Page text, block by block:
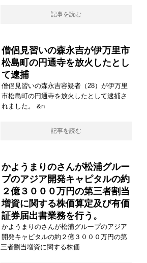
記事を読む
僧侶見習いの森永吉が伊万里市
松島町の円通寺を放火したとし
て逮捕
僧侶見習いの森永吉容疑者（28）が伊万里
市松島町の円通寺を放火したとして逮捕さ
れました。 &n
記事を読む
かようまりのさんが松浦グルー
プのアジア開発キャピタルの約
２億３０００万円の第三者割当
増資に関する株価算定及び有価
証券届出書業務を行う。
かようまりのさんが松浦グループのアジア
開発キャピタルの約２億３０００万円の第
三者割当増資に関する株価